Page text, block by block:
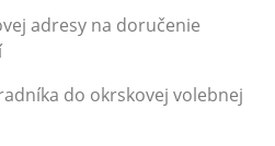
adresy na doručenie
do okrskovej volebnej